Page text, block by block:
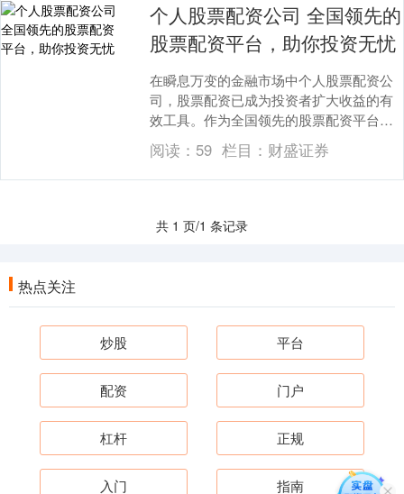
个人股票配资公司 全国领先的
股票配资平台，助你投资无忧
在瞬息万变的金融市场中个人股票配资公
司，股票配资已成为投资者扩大收益的有
效工具。作为全国领先的股票配资平台，
我们致力于为投资者提供安全、便捷、高
效的配资服务，助....
阅读： 59 栏目： 财盛证券
共 1 页/1 条记录
热点关注
炒股 平台
配资 门户
杠杆 正规
入门 指南